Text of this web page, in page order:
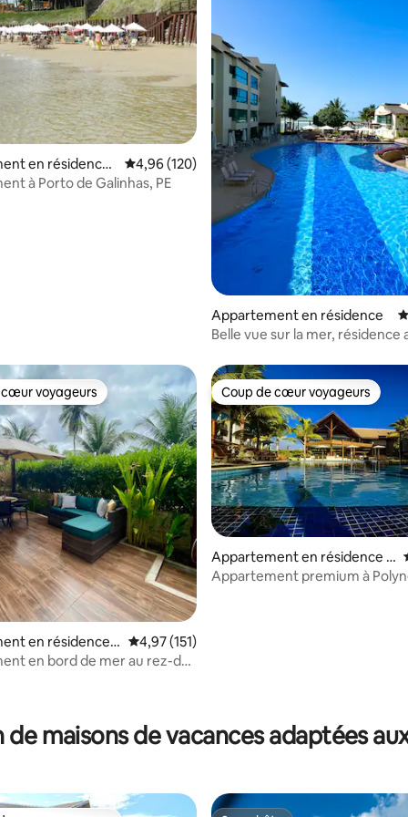
base de 109 commentaires : 4,98 sur 5
en résidence ⋅
Évaluation moyenne sur la base de 120
4,96 (120)
à Porto de Galinhas, PE
Appartement en résidence
Belle vue sur la mer, résidence
base de 103 commentaires : 4,98 sur 5
cœur voyageurs
voyageurs
en résidence ⋅
Évaluation moyenne sur la base de 151
4,97 (151)
en bord de mer au rez-de-
Coup de cœur voyageurs
Coup de cœur voyageurs
Appartement en résidence ⋅
Porto de Galinhas
Appartement premium à
de maisons de vacances adaptées